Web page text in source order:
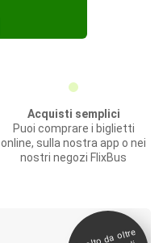
Acquisti semplici
Puoi comprare i biglietti
online, sulla nostra app o nei
nostri negozi FlixBus